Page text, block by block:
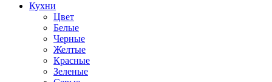
Кухни
Цвет
Белые
Черные
Желтые
Красные
Зеленые